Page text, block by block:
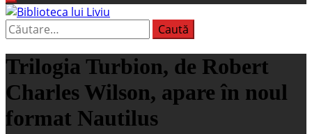
Biblioteca lui Liviu
Fostul blog FanSF
Caută
după:
Trilogia Turbion, de Robert
Charles Wilson, apare în noul
format Nautilus